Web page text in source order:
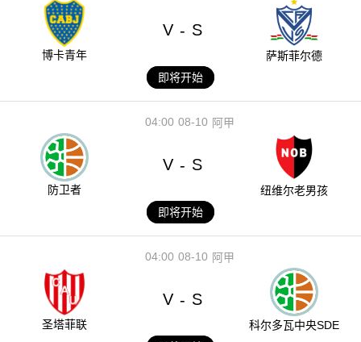
博卡青年
V - S
萨斯菲尔德
即将开始
08-10
04:00 阿甲
防卫者
V - S
纽维尔老男孩
即将开始
08-10
04:00 阿甲
圣塔菲联
V - S
科尔多瓦中央SDE